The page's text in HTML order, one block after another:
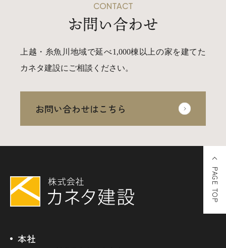
CONTACT
お問い合わせ
上越・糸魚川地域で延べ1,000棟以上の家を建てた
カネタ建設にご相談ください。
お問い合わせはこちら
本社
PAGE TOP